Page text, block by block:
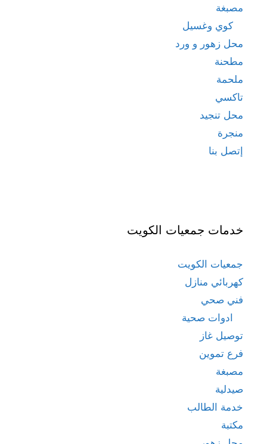
مصبغة
كوي وغسيل
محل زهور و ورد
مطحنة
ملحمة
تاكسي
محل تنجيد
منجرة
إتصل بنا
خدمات جمعيات الكويت
جمعيات الكويت
كهربائي منازل
فني صحي
ادوات صحية
توصيل غاز
فرع تموين
مصبغة
صيدلية
خدمة الطالب
مكتبة